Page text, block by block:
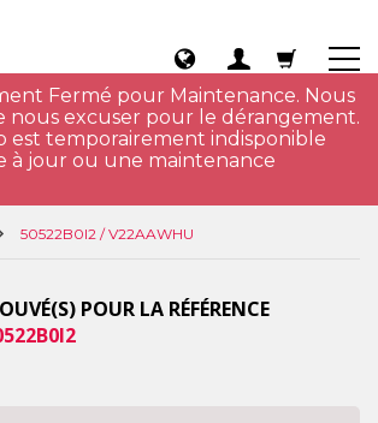
Fermé pour Maintenance. Nous
nous excuser pour le dérangement.
est temporairement indisponible
à jour ou une maintenance
50522B0I2 / V22AAWHU
POUR LA RÉFÉRENCE